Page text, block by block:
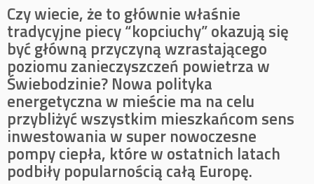
Czy wiecie, że to głównie właśnie
tradycyjne piecy “kopciuchy” okazują się
być główną przyczyną wzrastającego
poziomu zanieczyszczeń powietrza w
Świebodzinie? Nowa polityka
energetyczna w mieście ma na celu
przybliżyć wszystkim mieszkańcom sens
inwestowania w super nowoczesne
pompy ciepła, które w ostatnich latach
podbiły popularnością całą Europę.